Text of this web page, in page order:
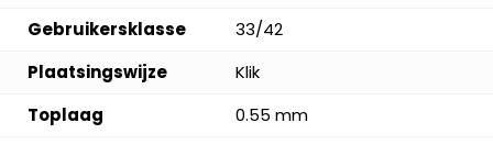
Gebruikersklasse
33/42
Plaatsingswijze
Klik
Toplaag
0.55 mm